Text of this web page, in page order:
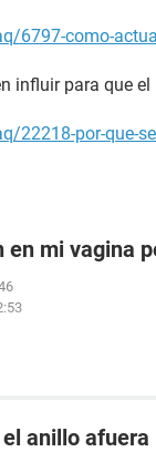
6797-como-
influir para que
22218-por-que-
en mi vagina
anillo afuera